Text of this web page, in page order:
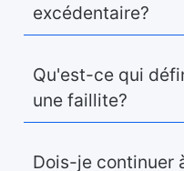
excédentaire?
Qu'est-ce qui
une faillite?
Dois-je continuer